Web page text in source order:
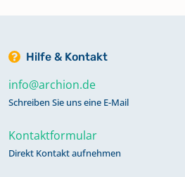
Hilfe & Kontakt
info@archion.de
Schreiben Sie uns eine E-Mail
Kontaktformular
Direkt Kontakt aufnehmen